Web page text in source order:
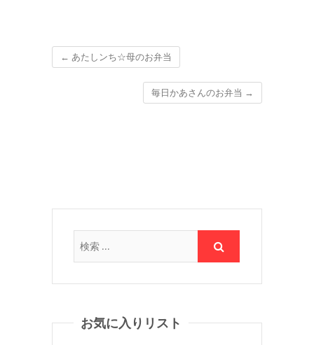
← あたしンち☆母のお弁当
毎日かあさんのお弁当 →
お気に入りリスト